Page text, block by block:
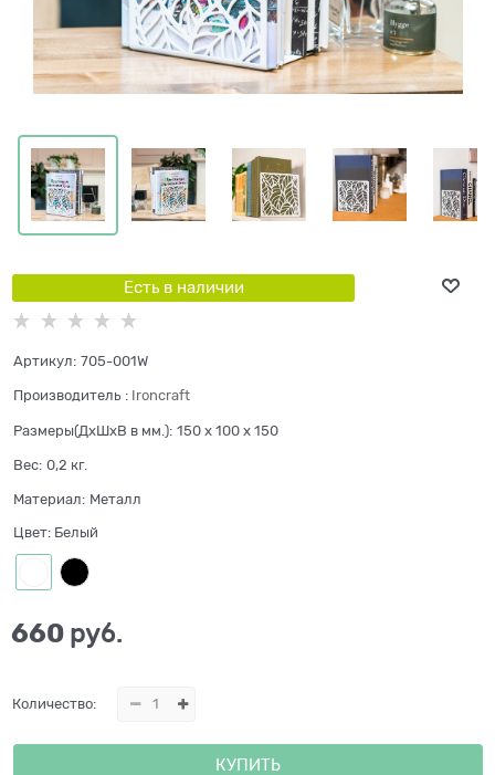
Есть в наличии
Артикул: 705-001W
Производитель : Ironcraft
Размеры(ДхШхВ в мм.): 150 x 100 x 150
Вес: 0,2 кг.
Материал: Металл
Цвет: Белый
660 руб.
Количество:
КУПИТЬ